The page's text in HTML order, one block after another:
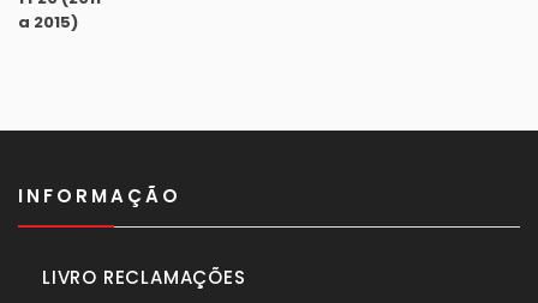
INFORMAÇÃO
LIVRO RECLAMAÇÕES